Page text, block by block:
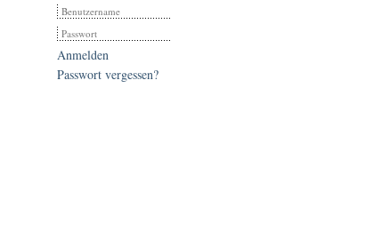
Anmelden
Passwort vergessen?